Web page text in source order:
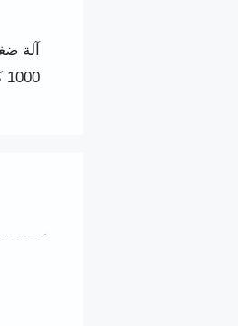
1000 كجم/ساعة. إنها تعمل عادةً مع آلة تصنيع حبيبات الثلج الجاف وآلة التعبئة لتشكيل خط أوتوماتيكي بالكامل.